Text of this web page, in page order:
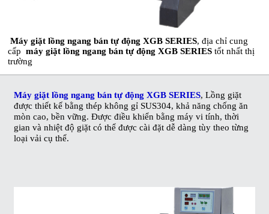
Máy giặt lồng ngang bán tự động XGB SERIES, địa chỉ cung
cấpmáy giặt lồng ngang bán tự động XGB SERIES tốt nhất thị
trường
Máy giặt lồng ngang bán tự động XGB SERIES, Lồng giặt
được thiết kế bằng thép không gỉ SUS304, khả năng chống ăn
mòn cao, bền vững. Được điều khiển bằng máy vi tính, thời
gian và nhiệt độ giặt có thể được cài đặt dễ dàng tùy theo từng
loại vải cụ thể.